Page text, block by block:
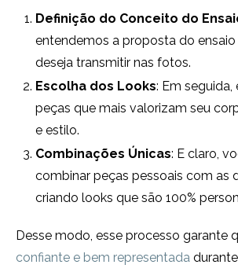
Definição do Conceito do
entendemos a proposta do
deseja transmitir nas fotos.
Escolha dos Looks: Em
peças que mais valorizam seu
e estilo.
Combinações Únicas: E claro,
combinar peças pessoais com as
criando looks que são 100%
Desse modo, esse processo garante
confiante e bem representada